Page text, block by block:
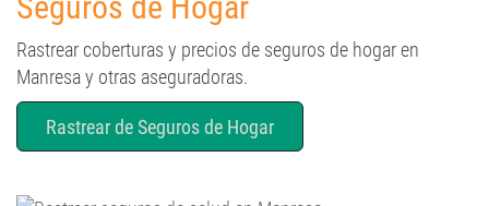
Rastrear coberturas y precios de seguros de hogar en
Manresa y otras aseguradoras.
Rastrear de Seguros de Hogar